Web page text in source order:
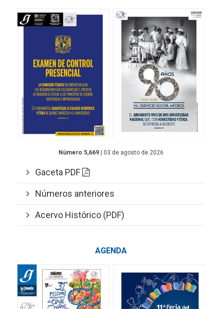
Número 5,669 | 03 de agosto de 2026
Gaceta PDF
Números anteriores
Acervo Histórico (PDF)
AGENDA